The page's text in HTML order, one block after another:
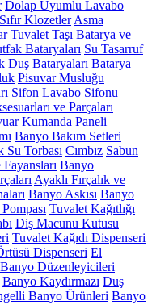
Dolap Uyumlu Lavabo
Klozetler Asma
Tuvalet Taşı Batarya ve
Bataryaları Su Tasarruf
Duş Bataryaları Batarya
Pisuvar Musluğu
Sifon Lavabo Sifonu
ve Parçaları
Kumanda Paneli
Banyo Bakım Setleri
Su Torbası Cımbız Sabun
Banyo
Ayaklı Fırçalık ve
Banyo Askısı Banyo
Tuvalet Kağıtlığı
Diş Macunu Kutusu
Tuvalet Kağıdı Dispenseri
Dispenseri El
Banyo Düzenleyicileri
Banyo Kaydırmazı Duş
Banyo Ürünleri Banyo